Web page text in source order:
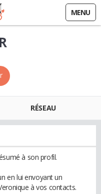
MENU
RÉSEAU
à son profil.
en lui envoyant un
à vos contacts.